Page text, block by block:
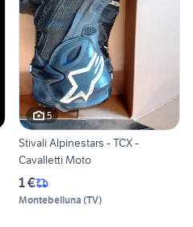
5
Stivali Alpinestars - TCX -
Cavalletti Moto
1 €
Montebelluna (TV)